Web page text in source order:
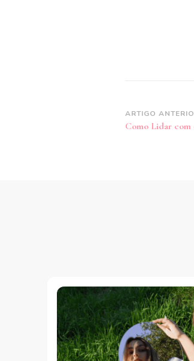
de
ARTIGO
Como Lidar com